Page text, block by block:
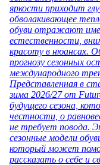
яркости приходит
обволакивающее
обуви отражают
естественности,
красоту в нюансах.
прогнозу сезонных
международного
Представленная в
зима 2026/27 от
будущего сезона,
честности, о
не требует повода.
сезонные модели
который может
рассказать о себе и